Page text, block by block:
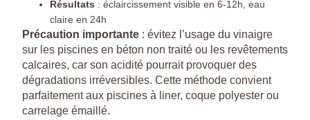
Résultats : éclaircissement visible en 6-12h, eau
claire en 24h
Précaution importante : évitez l’usage du vinaigre
sur les piscines en béton non traité ou les revêtements
calcaires, car son acidité pourrait provoquer des
dégradations irréversibles. Cette méthode convient
parfaitement aux piscines à liner, coque polyester ou
carrelage émaillé.